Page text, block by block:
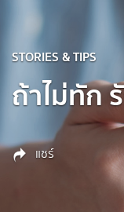
STORIES & TIPS
ถ้าไม่ทัก
แชร์